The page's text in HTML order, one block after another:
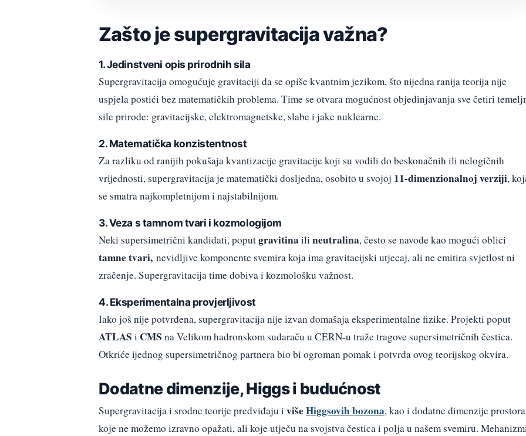
Zašto je supergravitacija važna?
1. Jedinstveni opis prirodnih sila
Supergravitacija omogućuje gravitaciji da se opiše kvantnim jezikom, što nijedna ranija teorija nije
uspjela postići bez matematičkih problema. Time se otvara mogućnost objedinjavanja sve četiri
sile prirode: gravitacijske, elektromagnetske, slabe i jake nuklearne.
2. Matematička konzistentnost
Za razliku od ranijih pokušaja kvantizacije gravitacije koji su vodili do beskonačnih ili nelogičnih
vrijednosti, supergravitacija je matematički dosljedna, osobito u svojoj 11-dimenzionalnoj verziji,
se smatra najkompletnijom i najstabilnijom.
3. Veza s tamnom tvari i kozmologijom
Neki supersimetrični kandidati, poputgravitina ili neutralina, često se navode kao mogući oblici
tamne tvari, nevidljive komponente svemira koja ima gravitacijski utjecaj, ali ne emitira svjetlost ni
zračenje. Supergravitacija time dobiva i kozmološku važnost.
4. Eksperimentalna provjerljivost
Iako još nije potvrđena, supergravitacija nije izvan domašaja eksperimentalne fizike. Projekti poput
ATLAS i CMS na Velikom hadronskom sudaraču u CERN-u traže tragove supersimetričnih čestica.
Otkriće ijednog supersimetričnog partnera bio bi ogroman pomak i potvrda ovog teorijskog okvira.
Dodatne dimenzije, Higgs i budućnost
Supergravitacija i srodne teorije predviđaju i višeHiggsovih bozona, kao i dodatne dimenzije prostora
koje ne možemo izravno opažati, ali koje utječu na svojstva čestica i polja u našem svemiru.